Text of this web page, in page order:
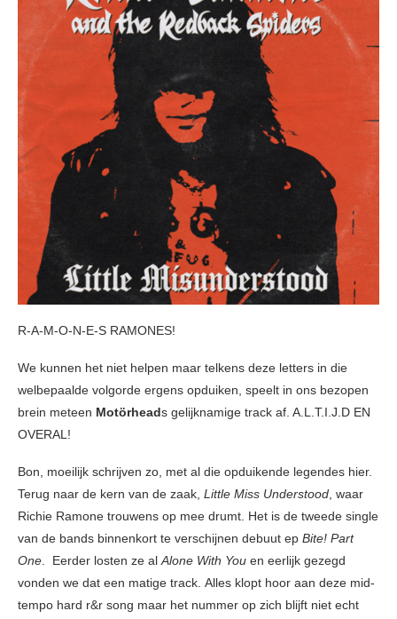
R-A-M-O-N-E-S RAMONES!
We kunnen het niet helpen maar telkens deze letters in die
welbepaalde volgorde ergens opduiken, speelt in ons bezopen
brein meteen Motörheads gelijknamige track af. A.L.T.I.J.D EN
OVERAL!
Bon, moeilijk schrijven zo, met al die opduikende legendes hier.
Terug naar de kern van de zaak, Little Miss Understood, waar
Richie Ramone trouwens op mee drumt. Het is de tweede single
van de bands binnenkort te verschijnen debuut ep Bite! Part
One. Eerder losten ze alAlone With You en eerlijk gezegd
vonden we dat een matige track. Alles klopt hoor aan deze mid-
tempo hard r&r song maar het nummer op zich blijft niet echt